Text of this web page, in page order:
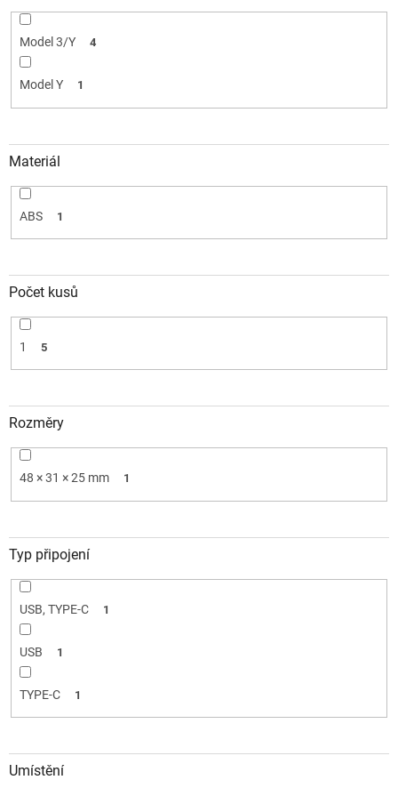
Model 3/Y 4
Model Y 1
Materiál
ABS 1
Počet kusů
1 5
Rozměry
48 × 31 × 25 mm 1
Typ připojení
USB, TYPE-C 1
USB 1
TYPE-C 1
Umístění